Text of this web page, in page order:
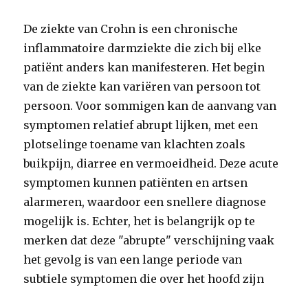
De ziekte van Crohn is een chronische
inflammatoire darmziekte die zich bij elke
patiënt anders kan manifesteren. Het begin
van de ziekte kan variëren van persoon tot
persoon. Voor sommigen kan de aanvang van
symptomen relatief abrupt lijken, met een
plotselinge toename van klachten zoals
buikpijn, diarree en vermoeidheid. Deze acute
symptomen kunnen patiënten en artsen
alarmeren, waardoor een snellere diagnose
mogelijk is. Echter, het is belangrijk op te
merken dat deze "abrupte" verschijning vaak
het gevolg is van een lange periode van
subtiele symptomen die over het hoofd zijn